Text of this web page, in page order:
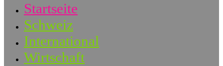
Startseite
Schweiz
International
Wirtschaft